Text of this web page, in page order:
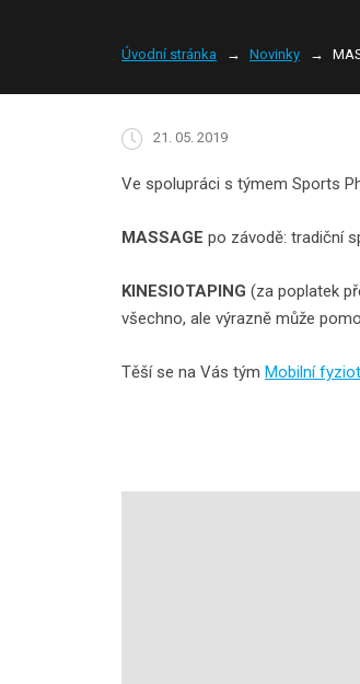
Úvodní stránka Novinky
21. 05. 2019
Ve spolupráci s týmem Sports
MASSAGE po závodě: tradiční
KINESIOTAPING (za poplatek
všechno, ale výrazně může
Těší se na Vás tým Mobilní